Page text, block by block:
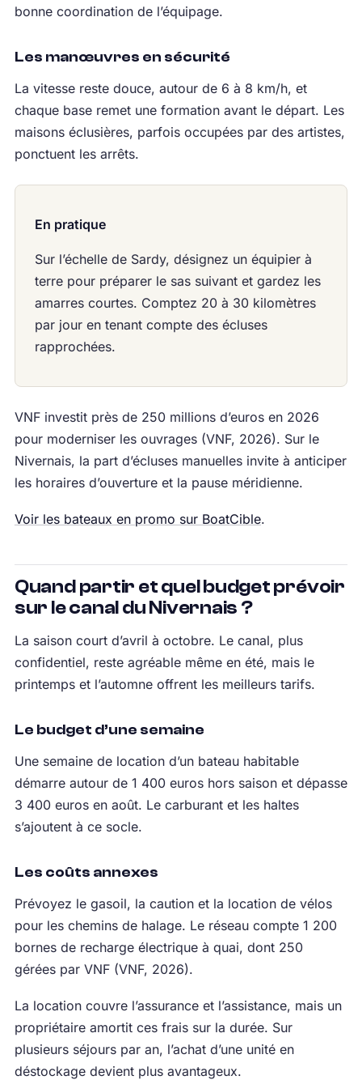
bonne coordination de l’équipage.
Les manœuvres en sécurité
La vitesse reste douce, autour de 6 à 8 km/h, et
chaque base remet une formation avant le départ. Les
maisons éclusières, parfois occupées par des artistes,
ponctuent les arrêts.
En pratique
Sur l’échelle de Sardy, désignez un équipier à
terre pour préparer le sas suivant et gardez les
amarres courtes. Comptez 20 à 30 kilomètres
par jour en tenant compte des écluses
rapprochées.
VNF investit près de 250 millions d’euros en 2026
pour moderniser les ouvrages (VNF, 2026). Sur le
Nivernais, la part d’écluses manuelles invite à anticiper
les horaires d’ouverture et la pause méridienne.
Voir les bateaux en promo sur BoatCible.
Quand partir et quel budget prévoir
sur le canal du Nivernais ?
La saison court d’avril à octobre. Le canal, plus
confidentiel, reste agréable même en été, mais le
printemps et l’automne offrent les meilleurs tarifs.
Le budget d’une semaine
Une semaine de location d’un bateau habitable
démarre autour de 1 400 euros hors saison et dépasse
3 400 euros en août. Le carburant et les haltes
s’ajoutent à ce socle.
Les coûts annexes
Prévoyez le gasoil, la caution et la location de vélos
pour les chemins de halage. Le réseau compte 1 200
bornes de recharge électrique à quai, dont 250
gérées par VNF (VNF, 2026).
La location couvre l’assurance et l’assistance, mais un
propriétaire amortit ces frais sur la durée. Sur
plusieurs séjours par an, l’achat d’une unité en
déstockage devient plus avantageux.